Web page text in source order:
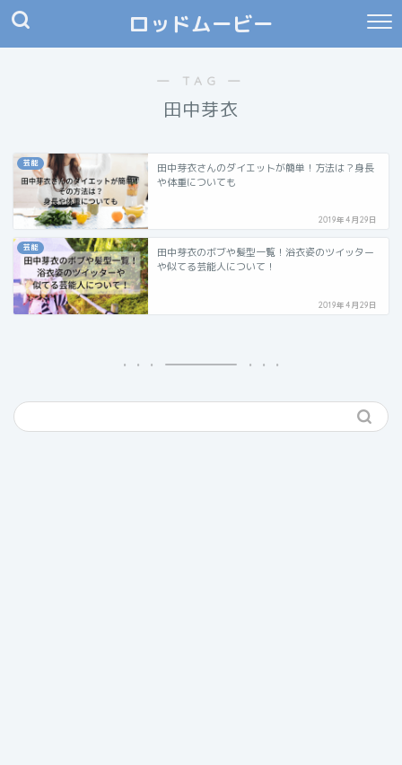
ロッドムービー
― TAG ―
田中芽衣
芸能
田中芽衣さんのダイエットが簡単！方法は？身長
や体重についても
2019年4月29日
芸能
田中芽衣のボブや髪型一覧！浴衣姿のツイッター
や似てる芸能人について！
2019年4月29日